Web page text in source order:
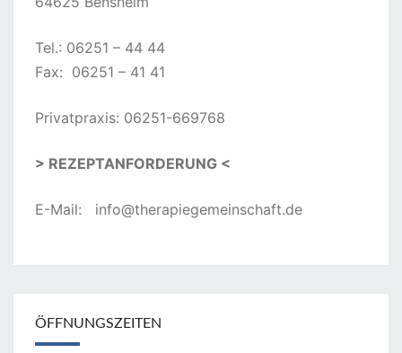
Tel.: 06251 – 44 44
Fax: 06251 – 41 41
Privatpraxis: 06251-669768
> REZEPTANFORDERUNG <
E-Mail: info@therapiegemeinschaft.de
ÖFFNUNGSZEITEN